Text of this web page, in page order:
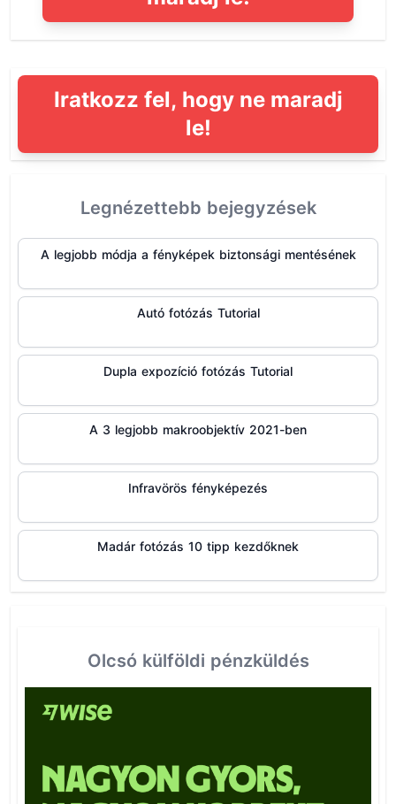
Iratkozz fel, hogy ne maradj
le!
Legnézettebb bejegyzések
A legjobb módja a fényképek biztonsági mentésének
Autó fotózás Tutorial
Dupla expozíció fotózás Tutorial
A 3 legjobb makroobjektív 2021-ben
Infravörös fényképezés
Madár fotózás 10 tipp kezdőknek
Olcsó külföldi pénzküldés